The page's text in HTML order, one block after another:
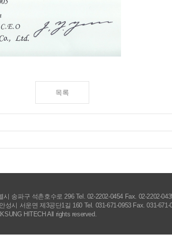
시 송파구 석촌호수로 296 Tel. 02-2202-0454 Fax. 02-2202-
성시 서운면 제3공단1길 160 Tel. 031-671-0953 Fax. 031-671-
HITECH All rights reserved.